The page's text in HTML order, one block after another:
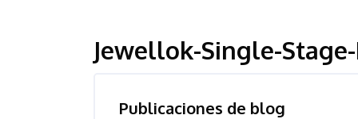
Jewellok-Single-
Publicaciones de blog